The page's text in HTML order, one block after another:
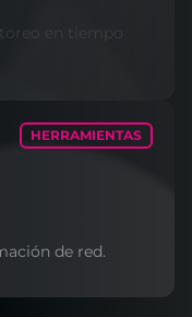
en tiempo
HERRAMIENTAS
de red.